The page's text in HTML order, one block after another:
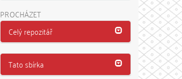
PROCHÁZET
Celý repozitář
Tato sbírka